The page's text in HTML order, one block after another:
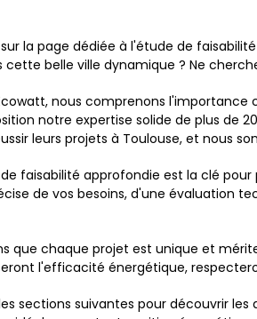
la page dédiée à l'étude de
cette belle ville dynamique ? Ne
nous comprenons
notre expertise solide de plus de
leurs projets à Toulouse, et nous
faisabilité approfondie est la clé
de vos besoins, d'une évaluation
que chaque projet est unique et
l'efficacité énergétique,
sections suivantes pour découvrir